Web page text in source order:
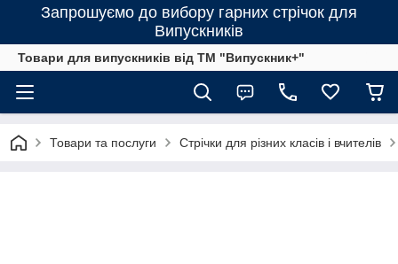
Запрошуємо до вибору гарних стрічок для
Випускників
Товари для випускників від ТМ "Випускник+"
Товари та послуги Стрічки для різних класів і вчителів